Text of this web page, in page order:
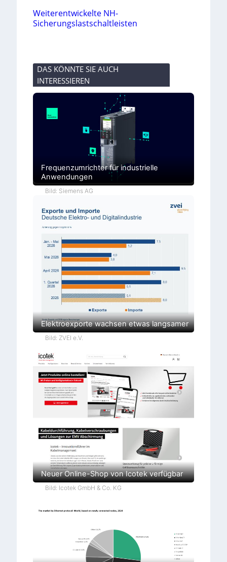
Weiterentwickelte NH-
Sicherungslastschaltleisten
DAS KÖNNTE SIE AUCH
INTERESSIEREN
Frequenzumrichter für industrielle
Anwendungen
Bild: Siemens AG
Elektroexporte wachsen etwas langsamer
Bild: ZVEI e.V.
Neuer Online-Shop von Icotek verfügbar
Bild: Icotek GmbH & Co. KG